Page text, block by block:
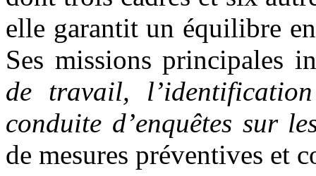
elle garantit un équilibre
Ses missions principales
de travail,
conduite d’enquêtes sur
de mesures préventives et